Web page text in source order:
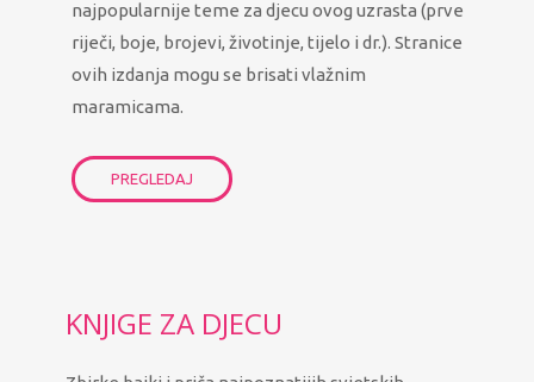
najpopularnije teme za djecu ovog uzrasta (prve
riječi, boje, brojevi, životinje, tijelo i dr.). Stranice
ovih izdanja mogu se brisati vlažnim
maramicama.
PREGLEDAJ
KNJIGE ZA DJECU